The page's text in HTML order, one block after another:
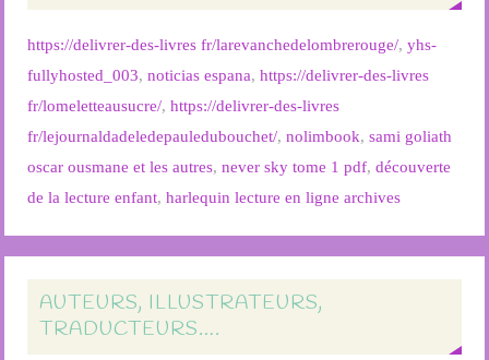
https://delivrer-des-livres fr/larevanchedelombrerouge/,yhs-
fullyhosted_003,noticias espana,https://delivrer-des-livres
fr/lomeletteausucre/,https://delivrer-des-livres
fr/lejournaldadeledepauledubouchet/,nolimbook,sami goliath
oscar ousmane et les autres,never sky tome 1 pdf,découverte
de la lecture enfant,harlequin lecture en ligne archives
AUTEURS, ILLUSTRATEURS,
TRADUCTEURS….